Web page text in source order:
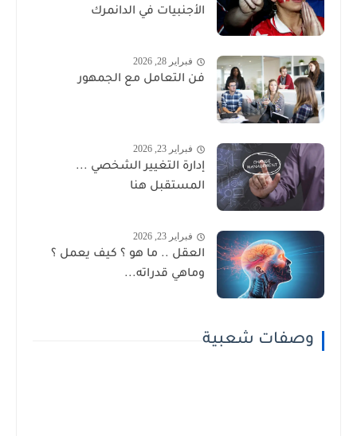
الأجنبيات في الدانمرك
فبراير 28, 2026
فن التعامل مع الجمهور
فبراير 23, 2026
إدارة التغيير الشخصي ...
المستقبل هنا
فبراير 23, 2026
العقل .. ما هو ؟ كيف يعمل ؟
وماهي قدراته...
وصفات شعبية